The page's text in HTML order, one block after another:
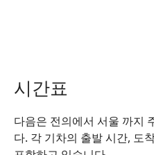
시간표
다음은 전의에서 서울 까지
다. 각 기차의 출발 시간, 도